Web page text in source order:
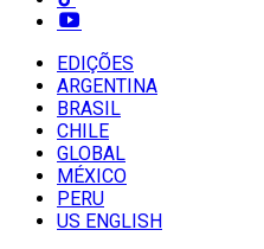
EDIÇÕES
ARGENTINA
BRASIL
CHILE
GLOBAL
MÉXICO
PERU
US ENGLISH